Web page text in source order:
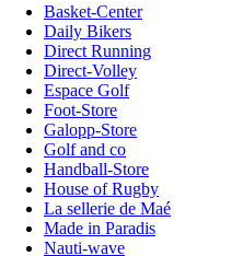
Basket-Center
Daily Bikers
Direct Running
Direct-Volley
Espace Golf
Foot-Store
Galopp-Store
Golf and co
Handball-Store
House of Rugby
La sellerie de Maé
Made in Paradis
Nauti-wave